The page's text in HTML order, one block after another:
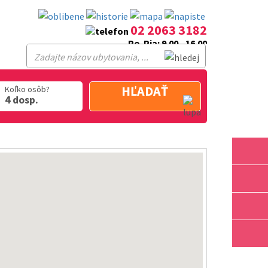
02 2063 3182
Po-Pia: 9.00 - 16.00
Koľko osôb?
4 dosp.
HĽADAŤ